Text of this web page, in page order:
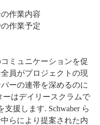
作業内容
作業予定
ミュニケーションを促
員がプロジェクトの現
ーの連帯を深めるのに
はデイリースクラムで
援します. Schwaber ら
らにより提案された内